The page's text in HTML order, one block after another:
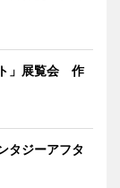
」展覧会 作
タジーアフタ